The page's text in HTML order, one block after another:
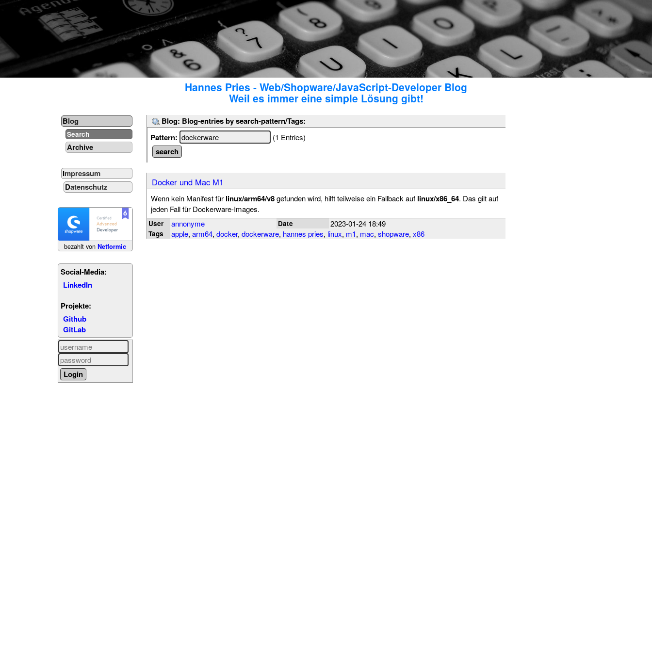
Hannes Pries - Web/Shopware/JavaScript-Developer Blog
Weil es immer eine simple Lösung gibt!
Blog
Search
Archive
Impressum
Datenschutz
bezahlt vonNetformic
Social-Media:
LinkedIn
Projekte:
Github
GitLab
Blog: Blog-entries by search-pattern/Tags:
Pattern:
(1 Entries)
Docker und Mac M1
Wenn kein Manifest für linux/arm64/v8gefunden wird, hilft teilweise ein Fallback auf linux/x86_64. Das gilt auf
jeden Fall für Dockerware-Images.
User annonyme Date 2023-01-24 18:49
Tags apple, arm64, docker, dockerware, hannes pries, linux, m1, mac, shopware, x86